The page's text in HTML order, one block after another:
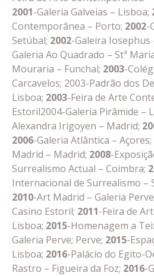
2001-Galeria Galveias – Lisboa;
Contemporânea – Porto; 2002-
Setúbal; 2002-Galeira Iosephus
Galeria Ao Quadrado – Stª
Mouraria – Funchal; 2003-
Carcavelos; 2003-Padrão dos
Lisboa; 2003-Feira de Arte
Estoril2004-Galeria Pirâmide –
Alexandra Irigoyen – Madrid;
2006-Galeria Atlântica – Açores;
Madrid – Madrid; 2008-
Surrealismo Actual – Coimbra;
Internacional de Surrealismo –
2010-Art Madrid – Galeria
Casino Estoril; 2011-Feira de
Lisboa; 2015-Homenagem a
Galeria Perve; Perve; 2015-
Lisboa; 2016-Palácio do Egito-
Rastro – Figueira da Foz; 2016-